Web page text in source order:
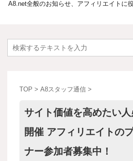
A8.net全般のお知らせ、アフィリエイトに
TOP > A8スタッフ通信 >
サイト価値を高めたい
開催 アフィリエイトの
ナー参加者募集中！